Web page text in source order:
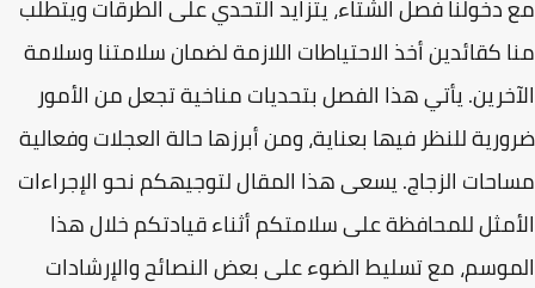
فصل الشتاء، يتزايد التحدي على الطرقات ويتطلب
كقائدين أخذ الاحتياطات اللازمة لضمان سلامتنا وسلامة
يأتي هذا الفصل بتحديات مناخية تجعل من الأمور
للنظر فيها بعناية، ومن أبرزها حالة العجلات وفعالية
الزجاج. يسعى هذا المقال لتوجيهكم نحو الإجراءات
للمحافظة على سلامتكم أثناء قيادتكم خلال هذا
مع تسليط الضوء على بعض النصائح والإرشادات